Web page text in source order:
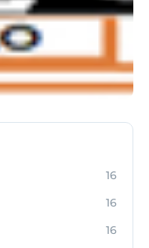
16
16
16